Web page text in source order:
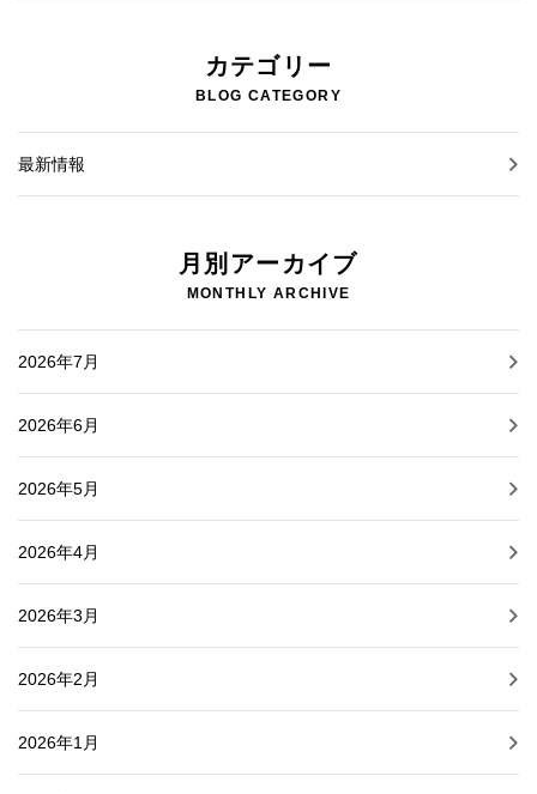
カテゴリー
BLOG CATEGORY
最新情報
月別アーカイブ
MONTHLY ARCHIVE
2026年7月
2026年6月
2026年5月
2026年4月
2026年3月
2026年2月
2026年1月